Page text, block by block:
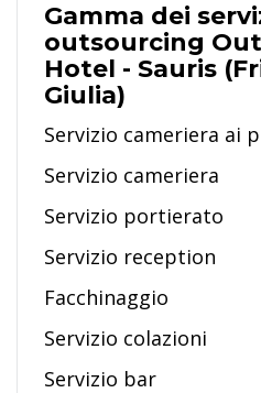
Gamma dei
outsourcing
Hotel - Sauris
Giulia)
Servizio cameriera ai
Servizio cameriera
Servizio portierato
Servizio reception
Facchinaggio
Servizio colazioni
Servizio bar